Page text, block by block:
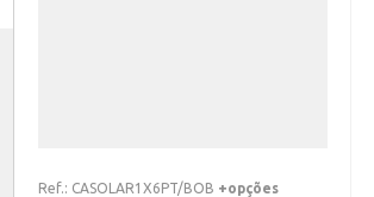
Ref.: CASOLAR1X6PT/BOB +opções